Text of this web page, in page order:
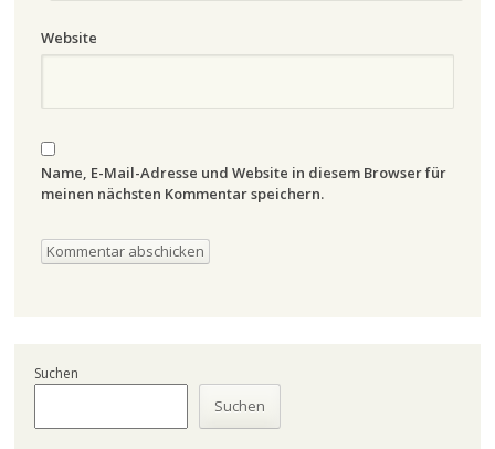
Website
Name, E-Mail-Adresse und Website in diesem Browser für
meinen nächsten Kommentar speichern.
Suchen
Suchen